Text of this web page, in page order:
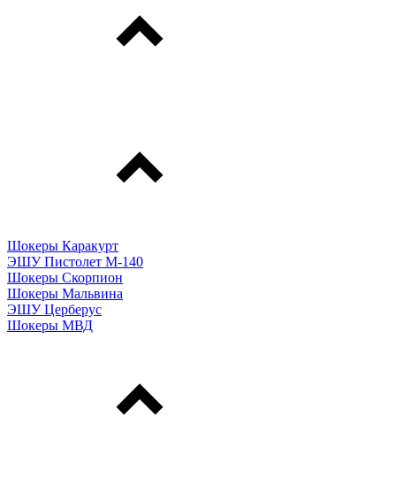
Шокеры Каракурт
ЭШУ Пистолет М-140
Шокеры Скорпион
Шокеры Мальвина
ЭШУ Церберус
Шокеры МВД